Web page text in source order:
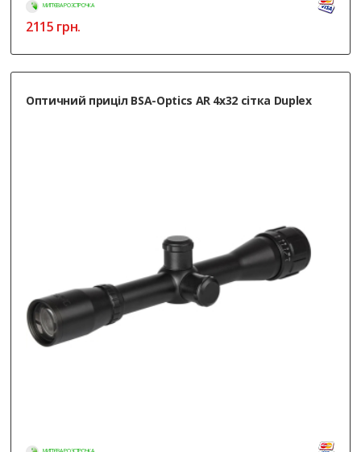
МИТТЄВА РОЗСТРОЧКА
2115 грн.
Оптичний приціл BSA-Optics AR 4х32 сітка Duplex